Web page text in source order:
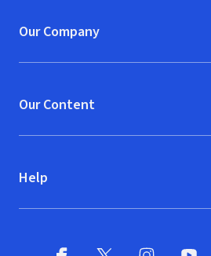
Our Company
Our Content
Help